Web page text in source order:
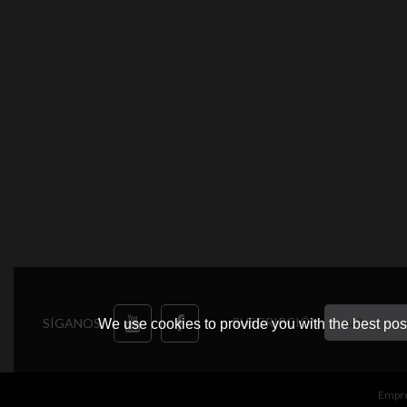
SÍGANOS: SUSCRIPCIÓN
We use cookies to provide you with the best